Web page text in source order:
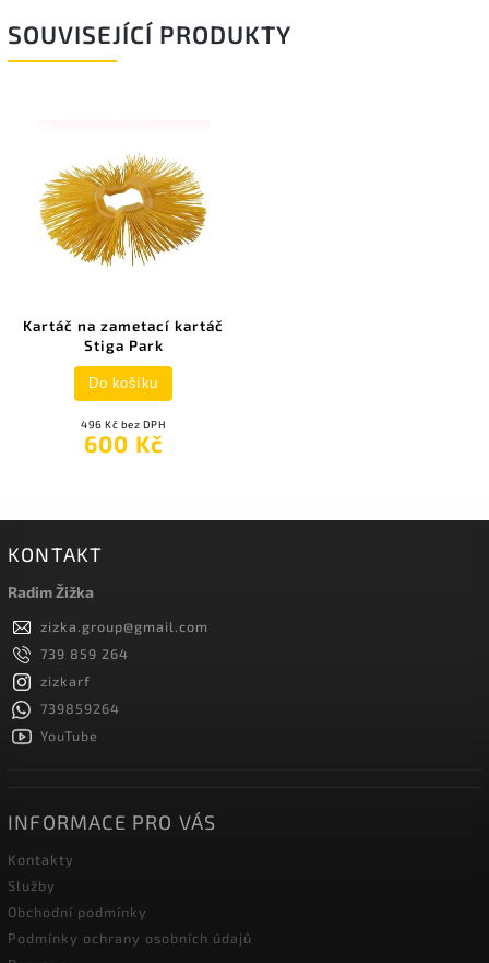
SOUVISEJÍCÍ PRODUKTY
Kartáč na zametací kartáč
Stiga Park
496 Kč bez DPH
600 Kč
Do košíku
KONTAKT
Radim Žižka
zizka.group@gmail.com
739 859 264
zizkarf
739859264
YouTube
INFORMACE PRO VÁS
Kontakty
Služby
Obchodní podmínky
Podmínky ochrany osobních údajů